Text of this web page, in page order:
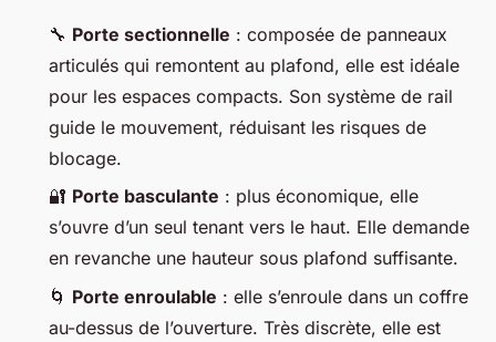
🔧 Porte sectionnelle : composée de panneaux
articulés qui remontent au plafond, elle est idéale
pour les espaces compacts. Son système de rail
guide le mouvement, réduisant les risques de
blocage.
🔐 Porte basculante : plus économique, elle
s’ouvre d’un seul tenant vers le haut. Elle demande
en revanche une hauteur sous plafond suffisante.
🌀 Porte enroulable : elle s’enroule dans un coffre
au-dessus de l’ouverture. Très discrète, elle est